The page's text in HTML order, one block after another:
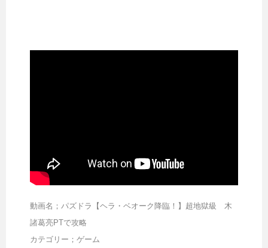
動画名；パズドラ【ヘラ・ベオーク降臨！】超地獄級 木
諸葛亮PTで攻略
カテゴリー；ゲーム